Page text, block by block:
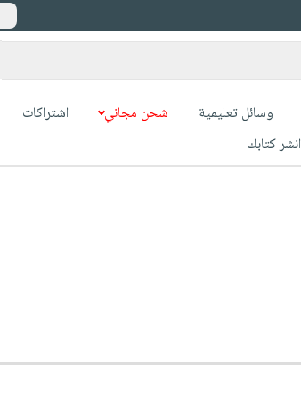
وسائل تعليمية شحن مجاني اشتراكات
انشر كتابك